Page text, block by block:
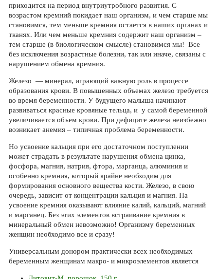
приходится на период внутриутробного развития. С
возрастом кремний покидает наш организм, и чем старше мы
становимся, тем меньше кремния остается в наших органах и
тканях. Или чем меньше кремния содержит наш организм –
тем старше (в биологическом смысле) становимся мы! Все
без исключения возрастные болезни, так или иначе, связаны с
нарушением обмена кремния.
Железо — минерал, играющий важную роль в процессе
образования крови. В повышенных объемах железо требуется
во время беременности. У будущего малыша начинают
развиваться красные кровяные тельца, и у самой беременной
увеличивается объем крови. При дефиците железа неизбежно
возникает анемия – типичная проблема беременности.
Но усвоение кальция при его достаточном поступлении
может страдать в результате нарушения обмена цинка,
фосфора, магния, натрия, фтора, марганца, алюминия и
особенно кремния, который крайне необходим для
формирования основного вещества кости. Железо, в свою
очередь, зависит от концентрации кальция и магния. На
усвоение кремния оказывают влияние калий, кальций, магний
и марганец. Без этих элементов встраивание кремния в
минеральный обмен невозможно! Организму беременных
женщин необходимо все и сразу!
Универсальным донором практически всех необходимых
беременным женщинам макро- и микроэлементов является